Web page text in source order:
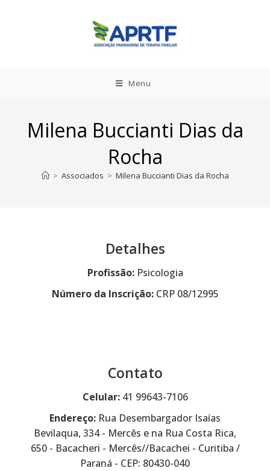
Menu
Milena Buccianti Dias da
Rocha
> Associados > Milena Buccianti Dias da Rocha
Detalhes
Profissão:Psicologia
Número da Inscrição:CRP 08/12995
Contato
Celular:41 99643-7106
Endereço: Rua Desembargador Isaías
Bevilaqua, 334 - Mercês e na Rua Costa Rica,
650 - Bacacheri - Mercês//Bacachei - Curitiba /
Paraná - CEP: 80430-040